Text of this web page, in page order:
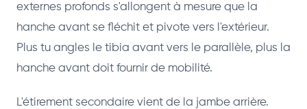
externes profonds s'allongent à mesure que la
hanche avant se fléchit et pivote vers l'extérieur.
Plus tu angles le tibia avant vers le parallèle, plus la
hanche avant doit fournir de mobilité.
L'étirement secondaire vient de la jambe arrière.